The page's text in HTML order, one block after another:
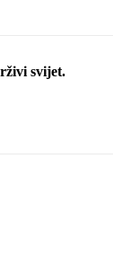
svijet.